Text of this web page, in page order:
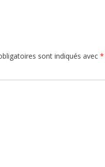
sont indiqués avec *